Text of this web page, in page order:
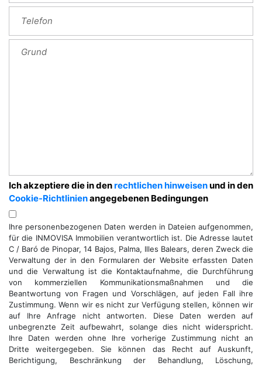
Ich akzeptiere die in denrechtlichen hinweisenund in den
Cookie-Richtlinienangegebenen Bedingungen
Ihre personenbezogenen Daten werden in Dateien aufgenommen,
für die INMOVISA Immobilien verantwortlich ist. Die Adresse lautet
C / Baró de Pinopar, 14 Bajos, Palma, Illes Balears, deren Zweck die
Verwaltung der in den Formularen der Website erfassten Daten
und die Verwaltung ist die Kontaktaufnahme, die Durchführung
von kommerziellen Kommunikationsmaßnahmen und die
Beantwortung von Fragen und Vorschlägen, auf jeden Fall ihre
Zustimmung. Wenn wir es nicht zur Verfügung stellen, können wir
auf Ihre Anfrage nicht antworten. Diese Daten werden auf
unbegrenzte Zeit aufbewahrt, solange dies nicht widerspricht.
Ihre Daten werden ohne Ihre vorherige Zustimmung nicht an
Dritte weitergegeben. Sie können das Recht auf Auskunft,
Berichtigung, Beschränkung der Behandlung, Löschung,